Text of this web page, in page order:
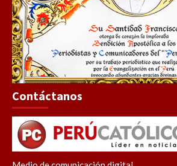
Contáctanos